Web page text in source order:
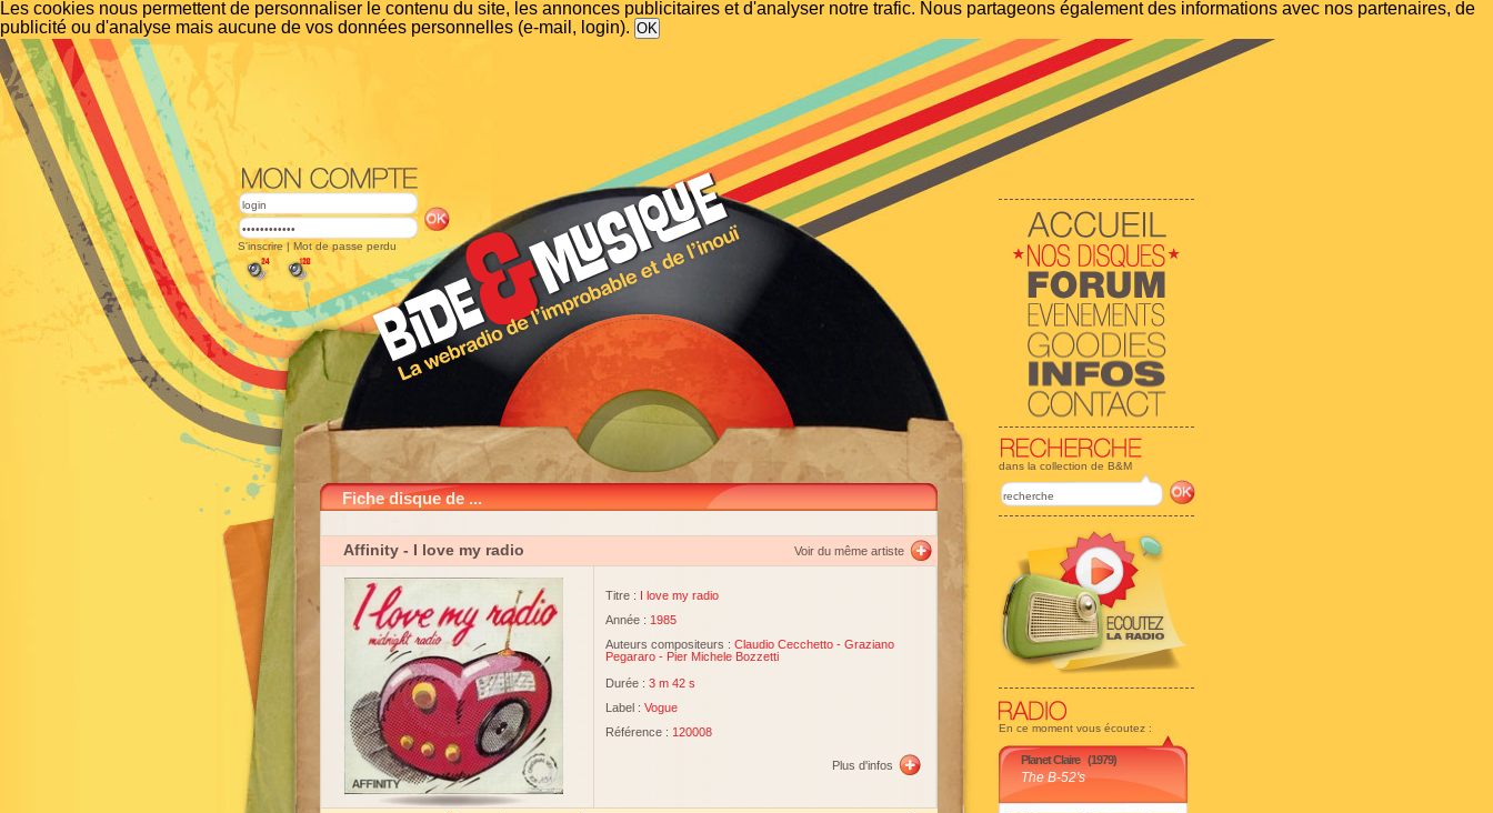
Les cookies nous permettent de personnaliser le contenu du site, les annonces publicitaires et d'analyser notre trafic. Nous partageons également des informations avec nos partenaires, de
publicité ou d'analyse mais aucune de vos données personnelles (e-mail, login).
dans la collection de B&M
En ce moment vous écoutez :
Planet Claire (1979)
The B-52's
S'inscrire | Mot de passe perdu
Fiche disque de ...
Affinity - I love my radio Voir du même artiste
Titre : I love my radio
Année : 1985
Auteurs compositeurs : Claudio Cecchetto - Graziano
Pegararo - Pier Michele Bozzetti
Durée : 3 m 42 s
Label : Vogue
Référence : 120008
Plus d'infos